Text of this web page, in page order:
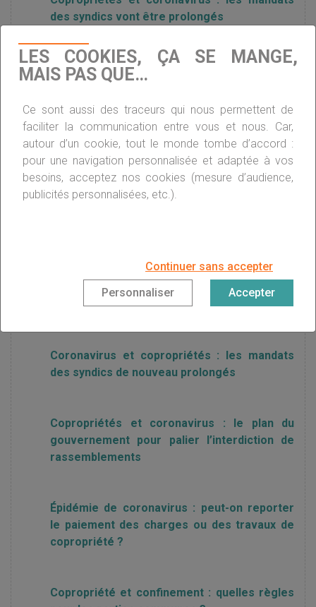
des syndics vont être prolongés
Copropriétés : les assemblées générales à
distance sont possibles jusqu’à cet été
Charges de copropriété : quelle évolution
avec le Covid-19 ?
Les AG de copropriété reprennent en
Les syndics de copropriété accusés d’avoir
profité de la crise sanitaire ?
Coronavirus et copropriétés : les mandats
des syndics de nouveau prolongés
Copropriétés et coronavirus : le plan du
gouvernement pour palier l’interdiction de
rassemblements
Épidémie de coronavirus : peut-on reporter
le paiement des charges ou des travaux de
copropriété ?
Copropriété et confinement : quelles règles
LES COOKIES, ÇA SE MANGE,
MAIS PAS QUE…
Ce sont aussi des traceurs qui nous permettent de
faciliter la communication entre vous et nous. Car,
autour d’un cookie, tout le monde tombe d’accord :
pour une navigation personnalisée et adaptée à vos
besoins, acceptez nos cookies (mesure d’audience,
publicités personnalisées, etc.).
Continuer sans accepter
Personnaliser
Accepter